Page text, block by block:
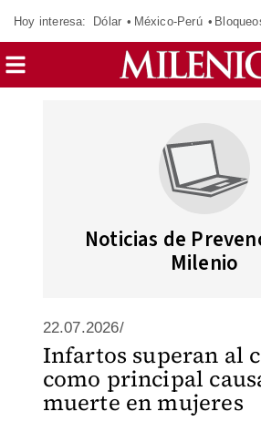
Hoy interesa: Dólar México-Perú
Noticias de
Milenio
22.07.2026/
Infartos superan al
como principal
muerte en mujeres